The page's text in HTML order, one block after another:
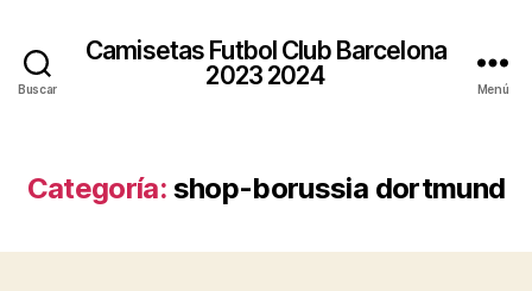
Buscar
Camisetas Futbol Club Barcelona
2023 2024
Menú
Categoría: shop-borussia dortmund